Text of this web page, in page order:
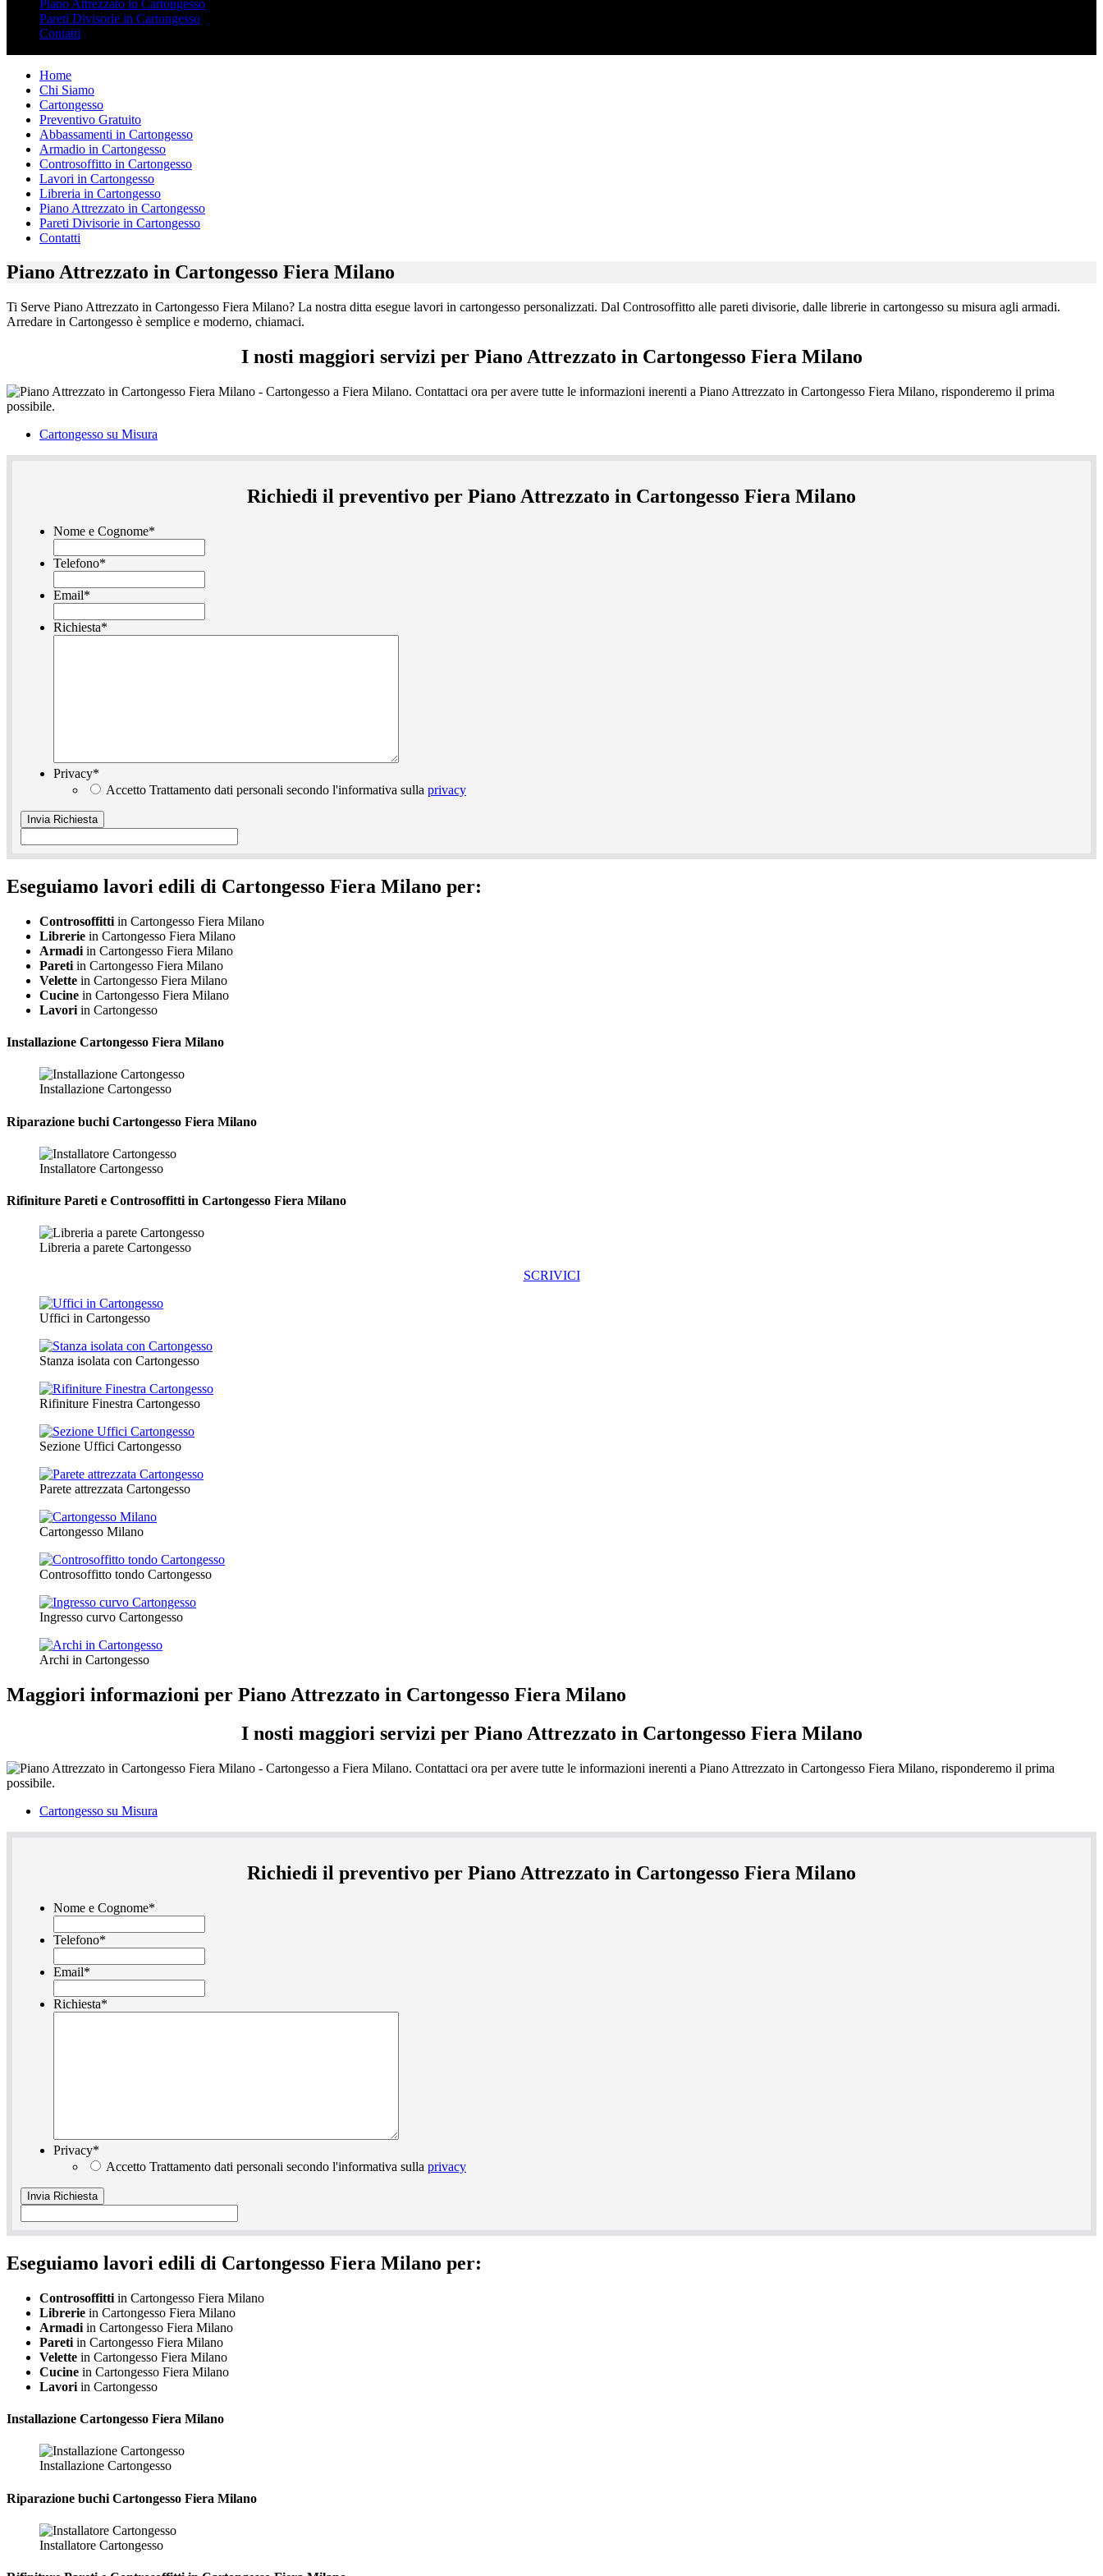
Piano Attrezzato in Cartongesso
Pareti Divisorie in Cartongesso
Contatti
Home
Chi Siamo
Cartongesso
Preventivo Gratuito
Abbassamenti in Cartongesso
Armadio in Cartongesso
Controsoffitto in Cartongesso
Lavori in Cartongesso
Libreria in Cartongesso
Piano Attrezzato in Cartongesso
Pareti Divisorie in Cartongesso
Contatti
Piano Attrezzato in Cartongesso Fiera Milano
Ti Serve Piano Attrezzato in Cartongesso Fiera Milano? La nostra ditta esegue lavori in cartongesso personalizzati. Dal Controsoffitto alle pareti divisorie, dalle librerie in cartongesso su misura agli armadi.
Arredare in Cartongesso è semplice e moderno, chiamaci.
I nosti maggiori servizi per Piano Attrezzato in Cartongesso Fiera Milano
Cartongesso su Misura
Richiedi il preventivo per Piano Attrezzato in Cartongesso Fiera Milano
Nome e Cognome*
Telefono*
Email*
Richiesta*
Privacy*
Accetto Trattamento dati personali secondo l'informativa sulla privacy
Eseguiamo lavori edili di Cartongesso Fiera Milano per:
Controsoffitti in Cartongesso Fiera Milano
Librerie in Cartongesso Fiera Milano
Armadi in Cartongesso Fiera Milano
Pareti in Cartongesso Fiera Milano
Velette in Cartongesso Fiera Milano
Cucine in Cartongesso Fiera Milano
Lavori in Cartongesso
Installazione Cartongesso Fiera Milano
Installazione Cartongesso
Riparazione buchi Cartongesso Fiera Milano
Installatore Cartongesso
Rifiniture Pareti e Controsoffitti in Cartongesso Fiera Milano
Libreria a parete Cartongesso
SCRIVICI
Uffici in Cartongesso
Stanza isolata con Cartongesso
Rifiniture Finestra Cartongesso
Sezione Uffici Cartongesso
Parete attrezzata Cartongesso
Cartongesso Milano
Controsoffitto tondo Cartongesso
Ingresso curvo Cartongesso
Archi in Cartongesso
Maggiori informazioni per Piano Attrezzato in Cartongesso Fiera Milano
I nosti maggiori servizi per Piano Attrezzato in Cartongesso Fiera Milano
Cartongesso su Misura
Richiedi il preventivo per Piano Attrezzato in Cartongesso Fiera Milano
Nome e Cognome*
Telefono*
Email*
Richiesta*
Privacy*
Accetto Trattamento dati personali secondo l'informativa sulla privacy
Eseguiamo lavori edili di Cartongesso Fiera Milano per:
Controsoffitti in Cartongesso Fiera Milano
Librerie in Cartongesso Fiera Milano
Armadi in Cartongesso Fiera Milano
Pareti in Cartongesso Fiera Milano
Velette in Cartongesso Fiera Milano
Cucine in Cartongesso Fiera Milano
Lavori in Cartongesso
Installazione Cartongesso Fiera Milano
Installazione Cartongesso
Riparazione buchi Cartongesso Fiera Milano
Installatore Cartongesso